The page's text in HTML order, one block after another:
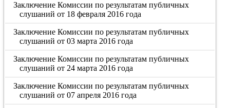
Заключение Комиссии по результатам публичных
слушаний от 18 февраля 2016 года
Заключение Комиссии по результатам публичных
слушаний от 03 марта 2016 года
Заключение Комиссии по результатам публичных
слушаний от 24 марта 2016 года
Заключение Комиссии по результатам публичных
слушаний от 07 апреля 2016 года